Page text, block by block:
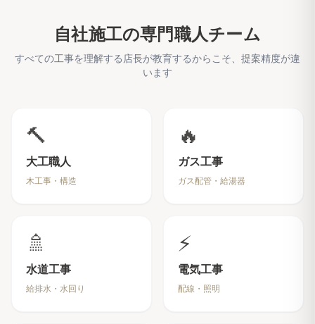
自社施工の専門職人チーム
すべての工事を理解する店長が教育するからこそ、提案精度が違
います
🔨
大工職人
木工事・構造
🔥
ガス工事
ガス配管・給湯器
🚿
水道工事
給排水・水回り
⚡
電気工事
配線・照明